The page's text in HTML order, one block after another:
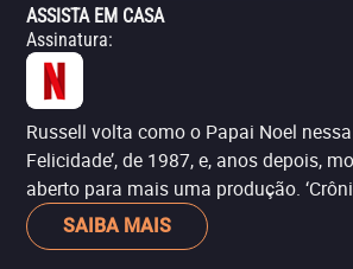
ASSISTA EM CASA
Assinatura:
Russell volta como o Papai Noel
Felicidade’, de 1987, e, anos depois,
aberto para mais uma produção.
SAIBA MAIS